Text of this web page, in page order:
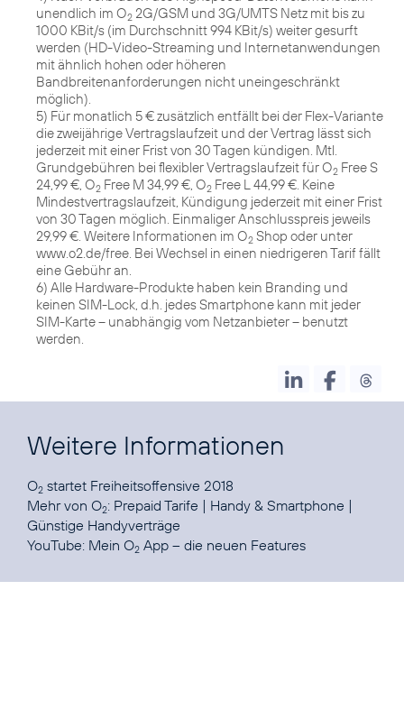
unendlich im O2 2G/GSM und 3G/UMTS Netz mit bis zu
1000 KBit/s (im Durchschnitt 994 KBit/s) weiter gesurft
werden (HD-Video-Streaming und Internetanwendungen
mit ähnlich hohen oder höheren
Bandbreitenanforderungen nicht uneingeschränkt
möglich).
5) Für monatlich 5 € zusätzlich entfällt bei der Flex-Variante
die zweijährige Vertragslaufzeit und der Vertrag lässt sich
jederzeit mit einer Frist von 30 Tagen kündigen. Mtl.
Grundgebühren bei flexibler Vertragslaufzeit für O2 Free S
24,99 €, O2 Free M 34,99 €, O2 Free L 44,99 €. Keine
Mindestvertragslaufzeit, Kündigung jederzeit mit einer Frist
von 30 Tagen möglich. Einmaliger Anschlusspreis jeweils
29,99 €. Weitere Informationen im O2 Shop oder unter
www.o2.de/free. Bei Wechsel in einen niedrigeren Tarif fällt
eine Gebühr an.
6) Alle Hardware-Produkte haben kein Branding und
keinen SIM-Lock, d.h. jedes Smartphone kann mit jeder
SIM-Karte – unabhängig vom Netzanbieter – benutzt
werden.
Weitere Informationen
O2 startet Freiheitsoffensive 2018
Mehr von O2: Prepaid Tarife | Handy & Smartphone |
Günstige Handyverträge
YouTube: Mein O2 App – die neuen Features